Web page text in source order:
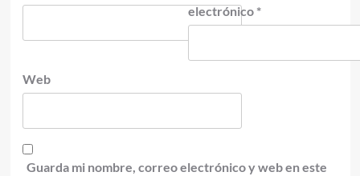
electrónico *
Web
Guarda mi nombre, correo electrónico y web en este